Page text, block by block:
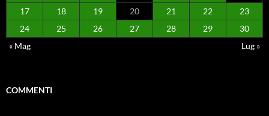
17
18 19 20 21 22
23
24
25 26 27 28 29
30
« Mag
Lug »
COMMENTI